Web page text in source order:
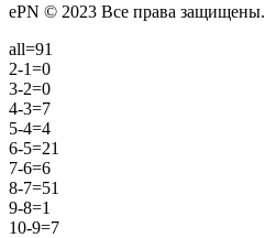
ePN © 2023 Все права защищены.
all=91
2-1=0
3-2=0
4-3=7
5-4=4
6-5=21
7-6=6
8-7=51
9-8=1
10-9=7